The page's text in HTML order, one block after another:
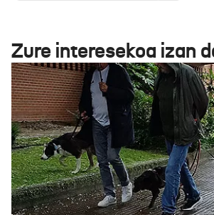
Zure interesekoa izan